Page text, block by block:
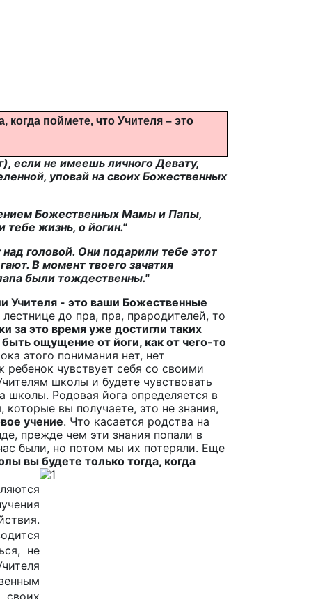
поймете, что Учителя – это
если не имеешь личного Девату,
уповай на своих Божественных
Божественных Мамы и Папы,
тебе жизнь, о йогин."
головой. Они подарили тебе этот
В момент твоего зачатия
были тождественны."
Учителя - это ваши Божественные
до пра, пра, прародителей, то
за это время уже достигли таких
ощущение от йоги, как от чего-то
этого понимания нет, нет
чувствует себя со своими
школы и будете чувствовать
школы. Родовая йога определяется в
вы получаете, это не знания,
учение. Что касается родства на
прежде чем эти знания попали в
были, но потом мы их потеряли. Еще
вы будете только тогда, когда
не